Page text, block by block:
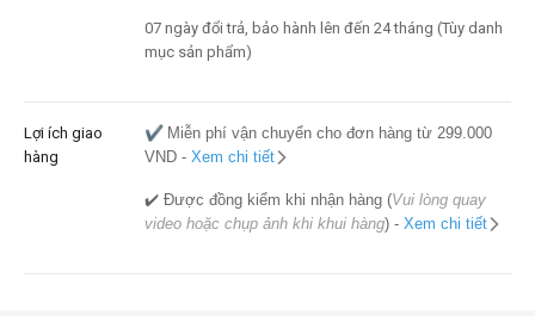
07 ngày đổi trả, bảo hành lên đến 24 tháng (Tùy danh
mục sản phẩm)
Lợi ích giao
hàng
✔️ Miễn phí vận chuyển cho đơn hàng từ 299.000
VND - Xem chi tiết
✔️ Được đồng kiểm khi nhận hàng (Vui lòng quay
video hoặc chụp ảnh khi khui hàng) - Xem chi tiết